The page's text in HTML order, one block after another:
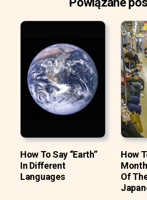
How To Say “Earth”
In Different
Languages
How
Of